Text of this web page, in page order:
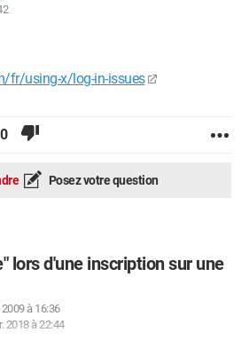
fr/using-x/log-in-issues
0
Posez votre question
lors d'une inscription sur une
à 16:36
2018 à 22:44